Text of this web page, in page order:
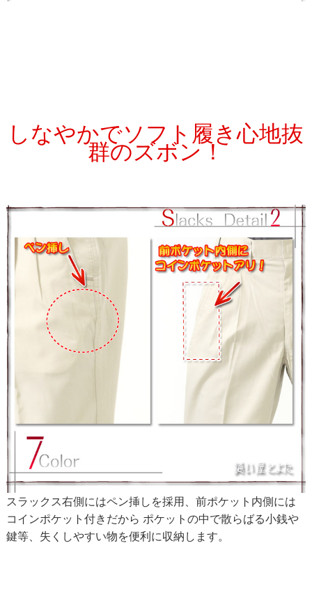
しなやかでソフト履き心地抜
群のズボン！
スラックス右側にはペン挿しを採用、前ポケット内側には
コインポケット付きだから ポケットの中で散らばる小銭や
鍵等、失くしやすい物を便利に収納します。